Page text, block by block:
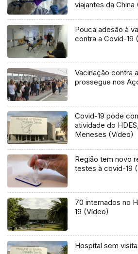
viajantes da China
Pouca adesão à
Vacinação contra
prossegue nos
Covid-19 pode
atividade do
Meneses (Vídeo)
Região tem novo
testes à covid-19
70 internados no
19 (Vídeo)
Hospital sem